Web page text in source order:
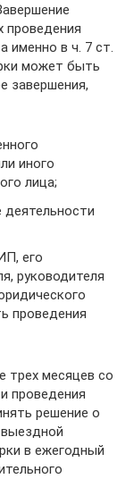
проведения
именно в ч. 7 ст.
может быть
завершения,
иного
лица;
его
руководителя
проведения
трех месяцев со
проведения
решение о
в ежегодный